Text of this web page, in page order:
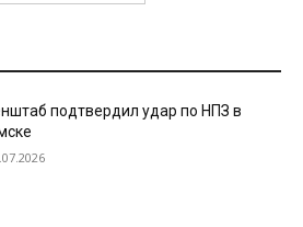
подтвердил удар по НПЗ в